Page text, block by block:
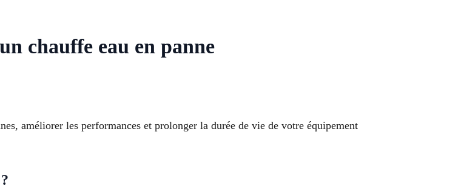
chauffe eau en panne
améliorer les performances et prolonger la durée de vie de votre équipement